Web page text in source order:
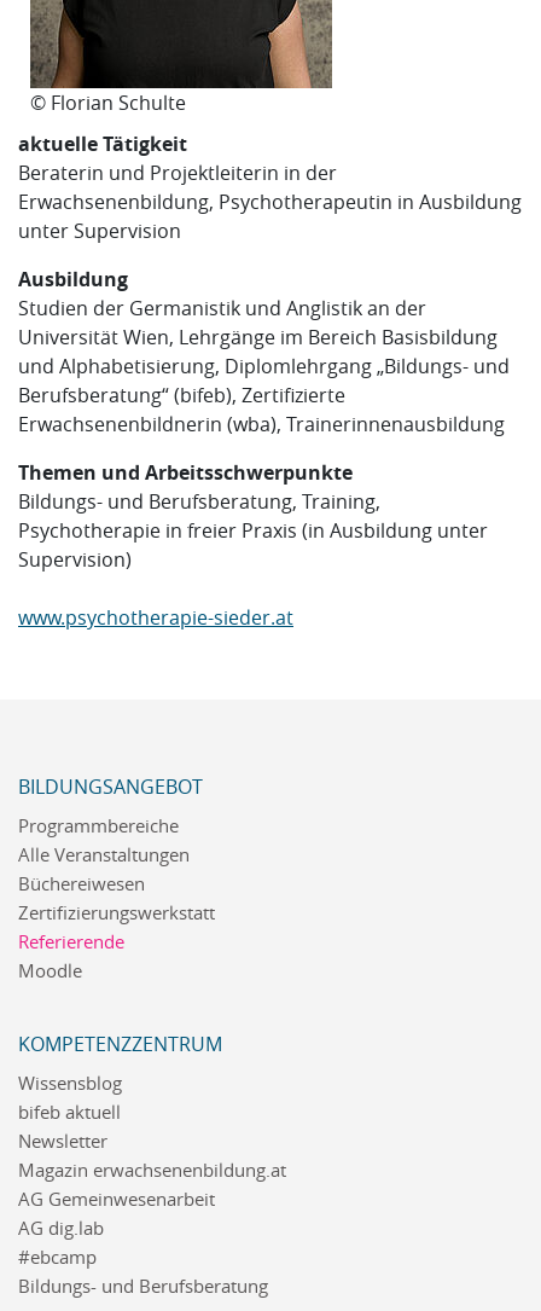
© Florian Schulte
aktuelle Tätigkeit
Beraterin und Projektleiterin in der
Erwachsenenbildung, Psychotherapeutin in Ausbildung
unter Supervision
Ausbildung
Studien der Germanistik und Anglistik an der
Universität Wien, Lehrgänge im Bereich Basisbildung
und Alphabetisierung, Diplomlehrgang „Bildungs- und
Berufsberatung“ (bifeb), Zertifizierte
Erwachsenenbildnerin (wba), Trainerinnenausbildung
Themen und Arbeitsschwerpunkte
Bildungs- und Berufsberatung, Training,
Psychotherapie in freier Praxis (in Ausbildung unter
Supervision)
www.psychotherapie-sieder.at
BILDUNGSANGEBOT
Programmbereiche
Alle Veranstaltungen
Büchereiwesen
Zertifizierungswerkstatt
Referierende
Moodle
KOMPETENZZENTRUM
Wissensblog
bifeb aktuell
Newsletter
Magazin erwachsenenbildung.at
AG Gemeinwesenarbeit
AG dig.lab
#ebcamp
Bildungs- und Berufsberatung